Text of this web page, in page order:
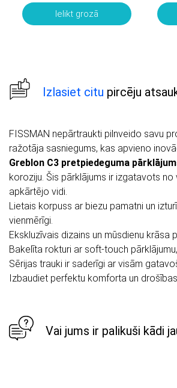
Ielikt grozā
Izlasiet citu pircēju
FISSMAN nepārtraukti pilnveido savu
ražotāja sasniegums, kas apvieno
Greblon C3 pretpiedeguma
koroziju. Šis pārklājums ir izgatavots
apkārtējo vidi.
Lietais korpuss ar biezu pamatni un
vienmērīgi.
Ekskluzīvais dizains un mūsdienu krāsa
Bakelīta rokturi ar soft-touch
Sērijas trauki ir saderīgi ar visām
Izbaudiet perfektu komforta un
Vai jums ir palikuši kādi